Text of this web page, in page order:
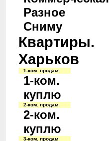
Разное
Сниму
Квартиры.
Харьков
1-ком. продам
1-ком.
куплю
2-ком. продам
2-ком.
куплю
3-ком. продам